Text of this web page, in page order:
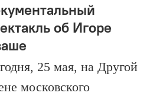
об Игоре
25 мая, на Другой
московского